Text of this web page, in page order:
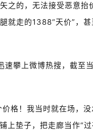
之的，无法接受恶意抬
就走的1388“天价”，
攀上微博热搜，截至
格！我当时就在场，
上垫子，把走廊当作“